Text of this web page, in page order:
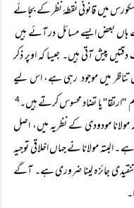
میں قانونی نقطۂ نظر کے بجائے
بعض ایسے مسائل در آئے ہیں
پیش آتی ہیں۔ جیسا کہ اوپر ذکر
تناظر میں موجود رہی ہے، اس لیے
''ارتقا'' یا تضاد محسوس کرتے ہیں۔4
مولانا مودودی کے نظریہ میں، اصل
۔ البتہ مولانا نے جہاں اخلاقی توجیہ
جائزہ لینا ضروری ہے۔ آگے